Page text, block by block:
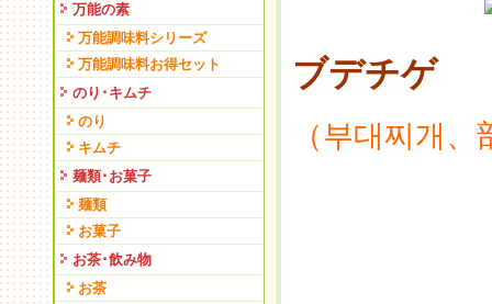
万能の素
万能調味料シリーズ
万能調味料お得セット
のり･キムチ
のり
キムチ
麺類･お菓子
麺類
お菓子
お茶･飲み物
お茶
ブデチゲ
（부대찌개